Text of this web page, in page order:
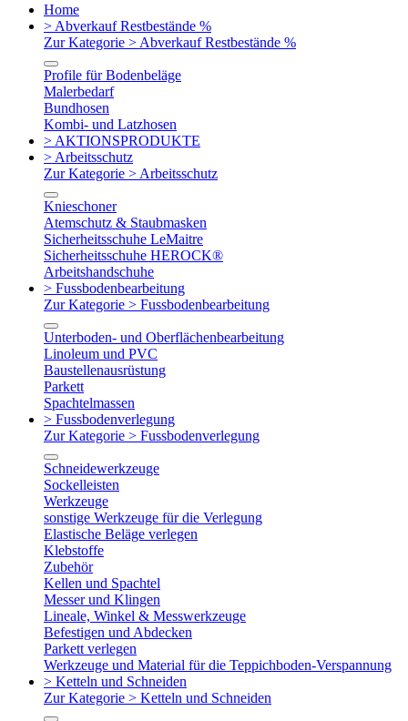
Home
> Abverkauf Restbestände %
Zur Kategorie > Abverkauf Restbestände %
Profile für Bodenbeläge
Malerbedarf
Bundhosen
Kombi- und Latzhosen
> AKTIONSPRODUKTE
> Arbeitsschutz
Zur Kategorie > Arbeitsschutz
Knieschoner
Atemschutz & Staubmasken
Sicherheitsschuhe LeMaitre
Sicherheitsschuhe HEROCK®
Arbeitshandschuhe
> Fussbodenbearbeitung
Zur Kategorie > Fussbodenbearbeitung
Unterboden- und Oberflächenbearbeitung
Linoleum und PVC
Baustellenausrüstung
Parkett
Spachtelmassen
> Fussbodenverlegung
Zur Kategorie > Fussbodenverlegung
Schneidewerkzeuge
Sockelleisten
Werkzeuge
sonstige Werkzeuge für die Verlegung
Elastische Beläge verlegen
Klebstoffe
Zubehör
Kellen und Spachtel
Messer und Klingen
Lineale, Winkel & Messwerkzeuge
Befestigen und Abdecken
Parkett verlegen
Werkzeuge und Material für die Teppichboden-Verspannung
> Ketteln und Schneiden
Zur Kategorie > Ketteln und Schneiden